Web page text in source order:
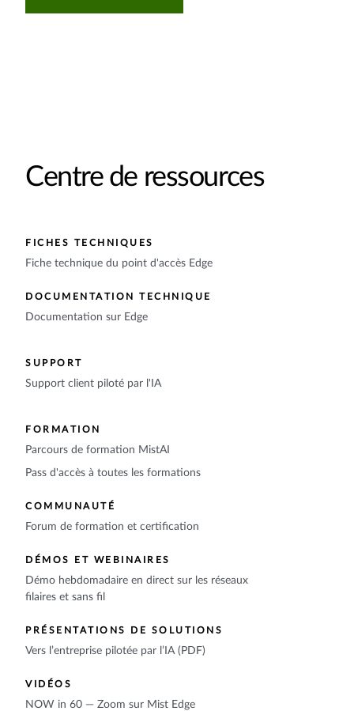
Centre de ressources
FICHES TECHNIQUES
Fiche technique du point d'accès Edge
DOCUMENTATION TECHNIQUE
Documentation sur Edge
SUPPORT
Support client piloté par l'IA
FORMATION
Parcours de formation MistAI
Pass d'accès à toutes les formations
COMMUNAUTÉ
Forum de formation et certification
DÉMOS ET WEBINAIRES
Démo hebdomadaire en direct sur les réseaux
filaires et sans fil
PRÉSENTATIONS DE SOLUTIONS
Vers l’entreprise pilotée par l’IA (PDF)
VIDÉOS
NOW in 60 — Zoom sur Mist Edge